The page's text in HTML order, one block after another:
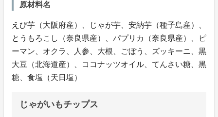
原材料名
えび芋（大阪府産）、じゃが芋、安納芋（種子島産）、
とうもろこし（奈良県産）、パプリカ（奈良県産）、ピ
ーマン、オクラ、人参、大根、ごぼう、ズッキーニ、黒
大豆（北海道産）、ココナッツオイル、てんさい糖、黒
糖、食塩（天日塩）
じゃがいもチップス